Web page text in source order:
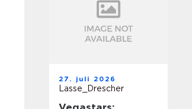
27. juli 2026
Lasse_Drescher